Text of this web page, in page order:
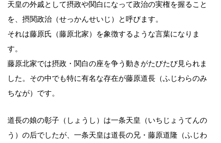
天皇の外戚として摂政や関白になって政治の実権を握ること
を、摂関政治（せっかんせいじ）と呼びます。
それは藤原氏（藤原北家）を象徴するような言葉になりま
す。
藤原北家では摂政・関白の座を争う動きがたびたび見られま
した。その中でも特に有名な存在が藤原道長（ふじわらのみ
ちなが）です。
道長の娘の彰子（しょうし）は一条天皇（いちじょうてんの
う）の后でしたが、一条天皇は道長の兄・藤原道隆（ふじわ